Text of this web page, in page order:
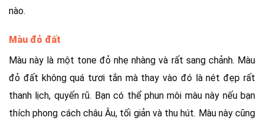
nào.
Màu đỏ đất
Màu này là một tone đỏ nhẹ nhàng và rất sang chảnh. Màu
đỏ đất không quá tươi tắn mà thay vào đó là nét đẹp rất
thanh lịch, quyến rũ. Bạn có thể phun môi màu này nếu bạn
thích phong cách châu Âu, tối giản và thu hút. Màu này cũng